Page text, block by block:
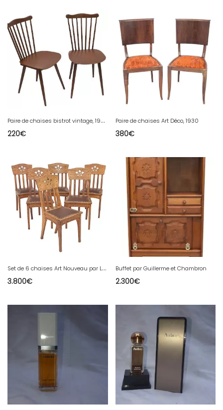
P
aire de chaises bistrot vintage, 1950
220€
Paire de chaises Art Déco, 1930
380€
S
et de 6 chaises Art Nouveau par Léon Jallot
3.800€
Buffet par Guillerme et Chambron
2.300€